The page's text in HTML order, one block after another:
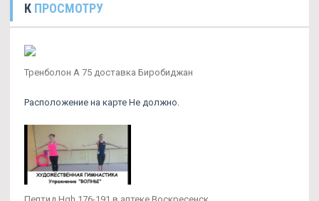
К ПРОСМОТРУ
Тренболон A 75 доставка Биробиджан
Расположение на карте Не должно.